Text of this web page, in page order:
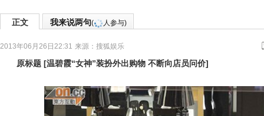
正文 我来说两句( 人参与)
2013年06月26日22:31 来源： 搜狐娱乐
原标题 [温碧霞“女神”装扮外出购物 不断向店员问价]